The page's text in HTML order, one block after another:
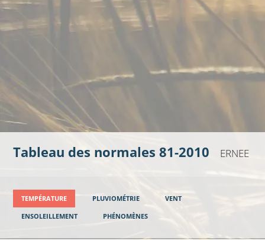
Tableau des normales 81-2010 ERNEE
TEMPÉRATURE PLUVIOMÉTRIE VENT
ENSOLEILLEMENT PHÉNOMÈNES